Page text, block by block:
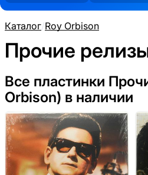
Каталог/Roy Orbison
Прочие
Все пластинки
Orbison) в наличии